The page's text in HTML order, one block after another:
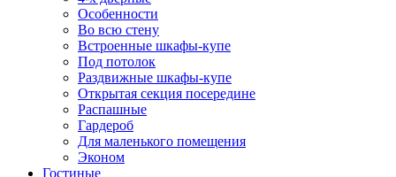
Особенности
Во всю стену
Встроенные шкафы-купе
Под потолок
Раздвижные шкафы-купе
Открытая секция посередине
Распашные
Гардероб
Для маленького помещения
Эконом
Гостиные